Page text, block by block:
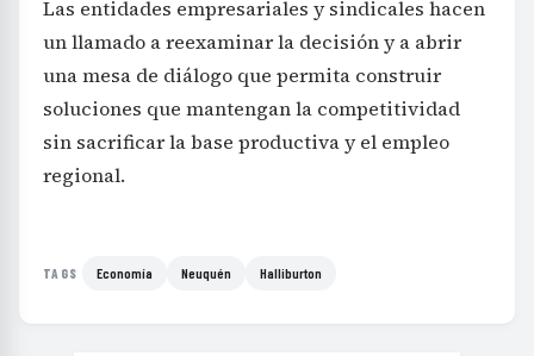
Las entidades empresariales y sindicales hacen
un llamado a reexaminar la decisión y a abrir
una mesa de diálogo que permita construir
soluciones que mantengan la competitividad
sin sacrificar la base productiva y el empleo
regional.
TAGS Economía Neuquén Halliburton